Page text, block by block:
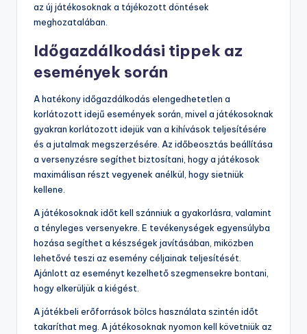
az új játékosoknak a tájékozott döntések
meghozatalában.
Időgazdálkodási tippek az
események során
A hatékony időgazdálkodás elengedhetetlen a
korlátozott idejű események során, mivel a játékosoknak
gyakran korlátozott idejük van a kihívások teljesítésére
és a jutalmak megszerzésére. Az időbeosztás beállítása
a versenyzésre segíthet biztosítani, hogy a játékosok
maximálisan részt vegyenek anélkül, hogy sietniük
kellene.
A játékosoknak időt kell szánniuk a gyakorlásra, valamint
a tényleges versenyekre. E tevékenységek egyensúlyba
hozása segíthet a készségek javításában, miközben
lehetővé teszi az esemény céljainak teljesítését.
Ajánlott az eseményt kezelhető szegmensekre bontani,
hogy elkerüljük a kiégést.
A játékbeli erőforrások bölcs használata szintén időt
takaríthat meg. A játékosoknak nyomon kell követniük az